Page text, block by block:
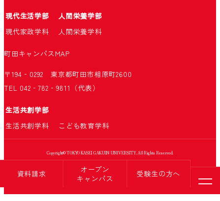
資料請求
オープン
キャンパス
受験生の方へ
メニ
現代生活学部
人間栄養学部
現代家政学科
人間栄養学科
町田キャンパスMAP
〒194‐0292 東京都町田市相原町2600
TEL 042‐782‐9811（代表）
生活共創学部
生活共創学科
こども教育学科
Copyright© TOKYO KASEI GAKUIN UNIVERSITY. All Rights Reserved.